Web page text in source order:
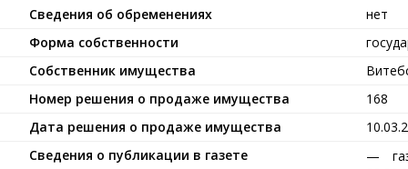
Сведения об обременениях
нет
Форма собственности
Собственник имущества
Номер решения о продаже имущества
168
Дата решения о продаже имущества
Сведения о публикации в газете